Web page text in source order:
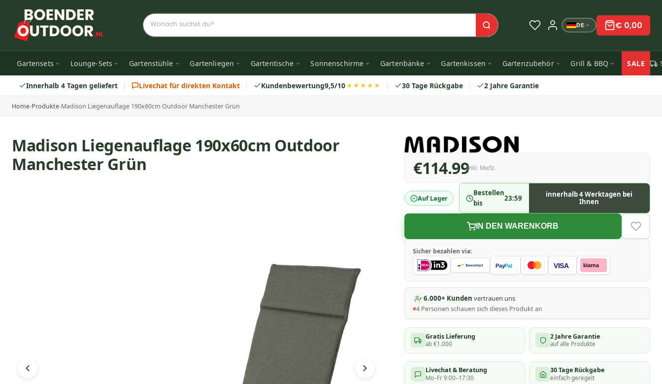
DE € 0,00
Gartensets Lounge-Sets Gartenstühle Gartenliegen Gartentische Sonnenschirme Gartenbänke Gartenkissen Gartenzubehör Grill & BBQ SALE
Innerhalb 4 Tagen geliefert Livechat für direkten Kontakt Kundenbewertung9,5/10★★★★★ 30 Tage Rückgabe 2 Jahre Garantie
Home›Produkte›Madison Liegenauflage 190x60cm Outdoor Manchester Grün
Madison Liegenauflage 190x60cm Outdoor
Manchester Grün
€114.99Inkl. MwSt.
Auf Lager
Bestellen
bis
23:59
innerhalb 4 Werktagen bei
Ihnen
IN DEN WARENKORB
Sicher bezahlen via:
PayPal VISA klarna
6.000+ Kunden vertrauen uns
4 Personen schauen sich dieses Produkt an
Gratis Lieferung
ab €1.000
2 Jahre Garantie
auf alle Produkte
Livechat & Beratung
Mo–Fr 9:00–17:30
30 Tage Rückgabe
einfach geregelt